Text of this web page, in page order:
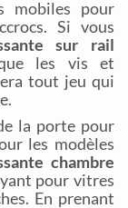
mobiles pour
Si vous
sur rail
les vis et
tout jeu qui
la porte pour
les modèles
chambre
pour vitres
En prenant